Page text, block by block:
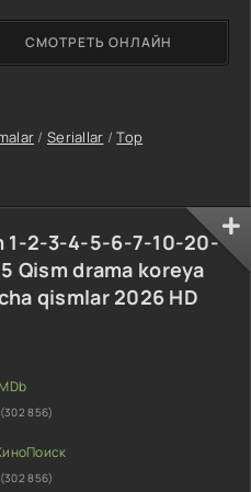
/ Seriallar /Top
СМОТРЕТЬ ОНЛАЙН
1-2-3-4-5-6-7-10-20-
drama koreya
qismlar 2026 HD
(302 856)
(302 856)